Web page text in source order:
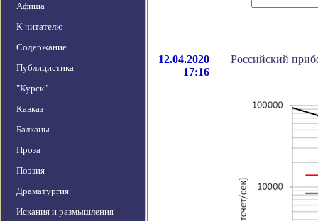
Афиша
К читателю
Содержание
Публицистика
"Курск"
Кавказ
Балканы
Проза
Поэзия
Драматургия
Искания и размышления
12.04.2020
17:16
Российский